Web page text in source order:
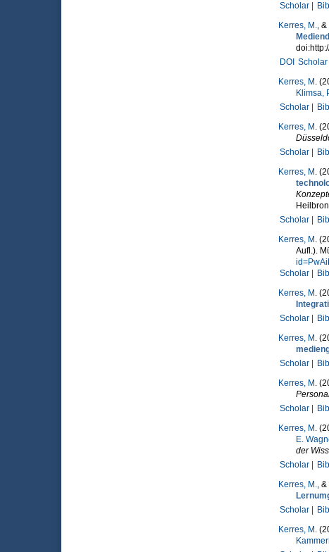
Scholar |
Kerres, M., &
DOI Scholar |
Kerres, M .
Klimsa,
Scholar |
Kerres, M .
Scholar |
Kerres, M .
Scholar |
Kerres, M .
Aufl.).
Scholar |
Kerres, M .
Scholar |
Kerres, M .
Scholar |
Kerres, M .
Scholar |
Kerres, M .
E.
der
Scholar |
Kerres, M., &
Scholar |
Kerres, M .
Kammerl